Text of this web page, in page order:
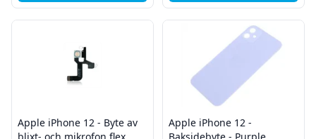
Apple iPhone 12 - Byte av
Apple iPhone 12 -